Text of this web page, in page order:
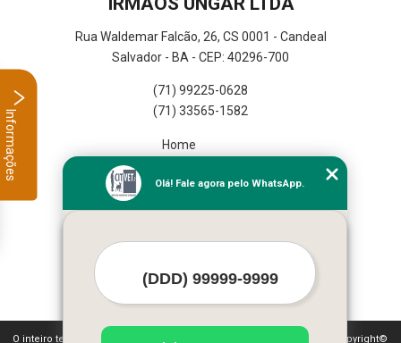
Rua Waldemar Falcão, 26, CS 0001 - Candeal
Salvador - BA - CEP: 40296-700
(71) 99225-0628
(71) 33565-1582
Home
Missão
O inteiro teor deste site está sujeito à proteção de direitos autorais. Copyright©
Olá! Fale agora pelo WhatsApp.
Informações